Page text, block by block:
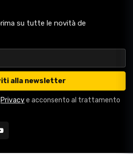
su tutte le novità de
alla newsletter
Privacye acconsento al trattamento